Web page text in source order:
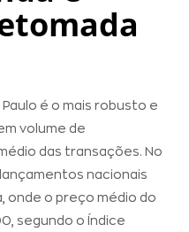
é o mais robusto e
volume de
das transações. No
nacionais
onde o preço médio do
segundo o Índice